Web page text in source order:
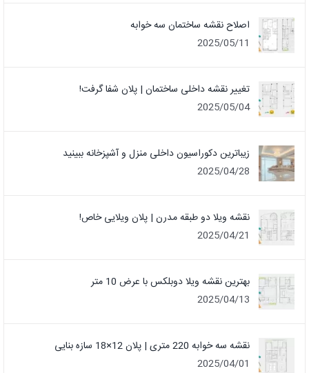
اصلاح نقشه ساختمان سه خوابه
2025/05/11
تغییر نقشه داخلی ساختمان | پلان شفا گرفت!
2025/05/04
زیباترین دکوراسیون داخلی منزل و آشپزخانه ببینید
2025/04/28
نقشه ویلا دو طبقه مدرن | پلان ویلایی خاص!
2025/04/21
بهترین نقشه ویلا دوبلکس با عرض 10 متر
2025/04/13
نقشه سه خوابه 220 متری | پلان 12×18 سازه بنایی
2025/04/01